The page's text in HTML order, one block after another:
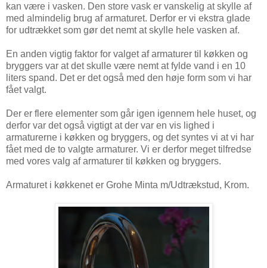
kan være i vasken. Den store vask er vanskelig at skylle af
med almindelig brug af armaturet. Derfor er vi ekstra glade
for udtrækket som gør det nemt at skylle hele vasken af.
En anden vigtig faktor for valget af armaturer til køkken og
bryggers var at det skulle være nemt at fylde vand i en 10
liters spand. Det er det også med den høje form som vi har
fået valgt.
Der er flere elementer som går igen igennem hele huset, og
derfor var det også vigtigt at der var en vis lighed i
armaturerne i køkken og bryggers, og det syntes vi at vi har
fået med de to valgte armaturer. Vi er derfor meget tilfredse
med vores valg af armaturer til køkken og bryggers.
Armaturet i køkkenet er Grohe Minta m/Udtrækstud, Krom.